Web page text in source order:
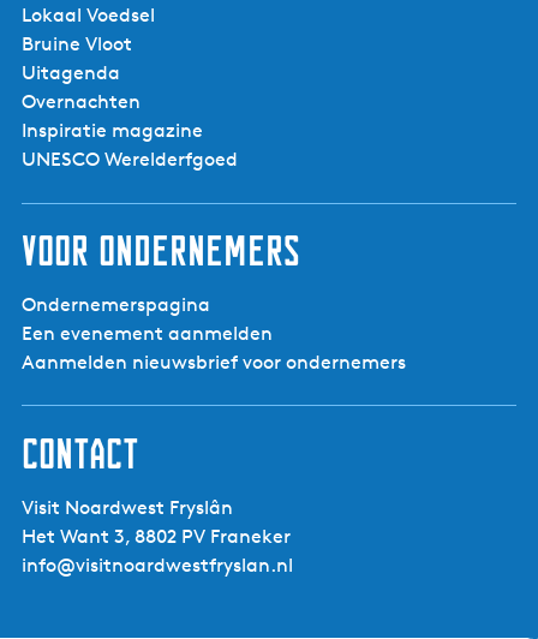
Lokaal Voedsel
Bruine Vloot
Uitagenda
Overnachten
Inspiratie magazine
UNESCO Werelderfgoed
Voor ondernemers
Ondernemerspagina
Een evenement aanmelden
Aanmelden nieuwsbrief voor ondernemers
Contact
Visit Noardwest Fryslân
Het Want 3, 8802 PV Franeker
info@visitnoardwestfryslan.nl